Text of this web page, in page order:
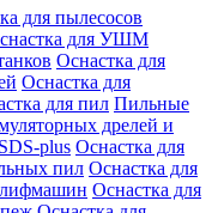
для пылесосов
для УШМ
Оснастка для
Оснастка для
для пил Пильные
дрелей и
plus Оснастка для
пил Оснастка для
Оснастка для